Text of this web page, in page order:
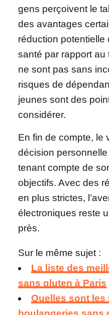
gens perçoivent le
des avantages
réduction
santé par rapport au
ne sont pas sans
risques de
jeunes sont des
considérer.
En fin de compte, le
décision
tenant compte de
objectifs. Avec des
en plus strictes,
électroniques reste
près.
Sur le même sujet :
La liste des
sans gluten à Paris
Quelles sont les